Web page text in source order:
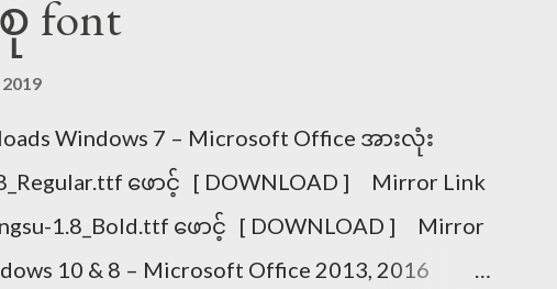
။ ကျှ၊ကြှ၊ကွှ။ ကျွှ၊ကြွှ။ (ကဗျည်းနှင့် ပေါင်းပြထား
က ကျ=က ယ။ ကြ=က ရ။ ကှ=က ဟ။ ကွ=က ဝ
ည်။ ဥပမာ >>>မျောက်ကြီး၊ မွဲတေ၊ မျှတ၊ မြို့မ၊
ျောက်ကြီး၊ မြို့မ၊ မွဲတေ၊ မှတ်ခြင်၊ မြွေပါ၊ မျှတ၊
font
Windows 7 – Microsoft Office အားလုံး
ဖောင့် [ DOWNLOAD ] Mirror Link
1.8_Bold.ttf ဖောင့် [ DOWNLOAD ] Mirror
10 & 8 – Microsoft Office 2013, 2016